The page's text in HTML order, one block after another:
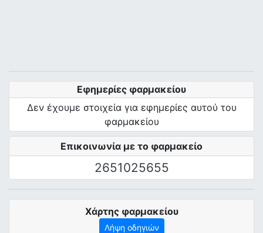
Επικοινωνία με το φαρμακείο
2651025655
Εφημερίες φαρμακείου
Δεν έχουμε στοιχεία για εφημερίες αυτού του
φαρμακείου
Χάρτης φαρμακείου
Λήψη οδηγιών